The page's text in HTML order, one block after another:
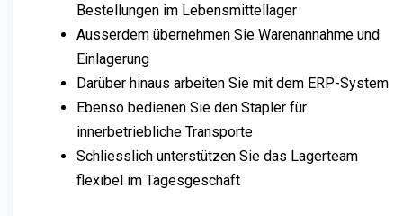
Bestellungen im Lebensmittellager
Ausserdem übernehmen Sie Warenannahme und
Einlagerung
Darüber hinaus arbeiten Sie mit dem ERP-System
Ebenso bedienen Sie den Stapler für
innerbetriebliche Transporte
Schliesslich unterstützen Sie das Lagerteam
flexibel im Tagesgeschäft